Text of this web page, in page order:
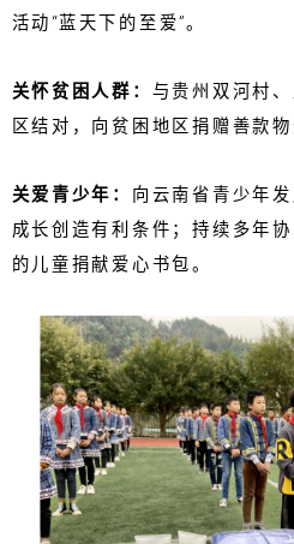
活动“蓝天下的至爱”。
关怀贫困人群： 与贵州双河村
区结对，向贫困地区捐赠善款物
关爱青少年： 向云南省青少年
成长创造有利条件；持续多年
的儿童捐献爱心书包。